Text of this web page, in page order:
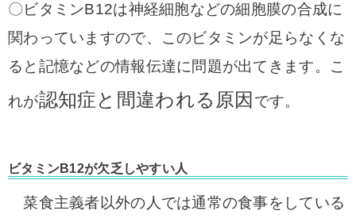
〇ビタミンB12は神経細胞などの細胞膜の合成に
関わっていますので、このビタミンが足らなくな
ると記憶などの情報伝達に問題が出てきます。こ
れが認知症と間違われる原因 です。
ビタミンB12が欠乏しやすい人
菜食主義者以外の人では通常の食事をしている